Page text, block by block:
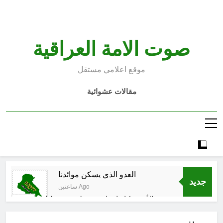
صوت الامة العراقية
موقع اعلامي مستقل
مقالات عشوائية
جديد
العدو الذي يسكن موائدنا
ساعتين Ago
بالأمس كانوا يراهنون على سقوطنا